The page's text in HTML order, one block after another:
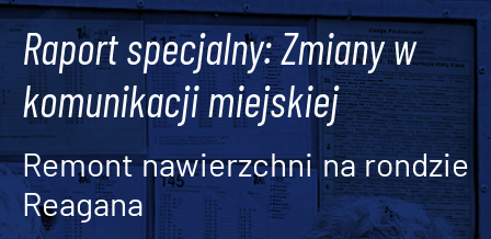
Raport specjalny: Zmiany w
komunikacji miejskiej
Remont nawierzchni na rondzie
Reagana